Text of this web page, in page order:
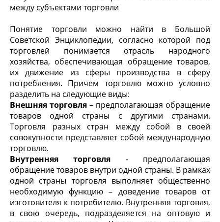
между субъектами торговли
Понятие торговли можно найти в Большой
Советской Энциклопедии, согласно которой под
торговлей понимается отрасль народного
хозяйства, обеспечивающая обращение товаров,
их движение из сферы производства в сферу
потребления. Причем торговлю можно условно
разделить на следующие виды:
Внешняя торговля – предполагающая обращение
товаров одной страны с другими странами.
Торговля разных стран между собой в своей
совокупности представляет собой международную
торговлю.
Внутренняя торговля - предполагающая
обращение товаров внутри одной страны. В рамках
одной страны торговля выполняет общественно
необходимую функцию – доведение товаров от
изготовителя к потребителю. Внутренняя торговля,
в свою очередь, подразделяется на оптовую и